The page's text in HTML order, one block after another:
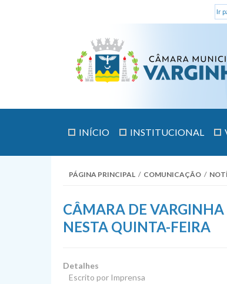
Ir
INÍCIO INSTITUCIONAL
PÁGINA PRINCIPAL / COMUNICAÇÃO /
CÂMARA DE
NESTA QUINTA-FEIRA
Detalhes
Escrito por Imprensa